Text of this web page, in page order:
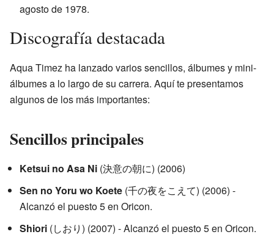
agosto de 1978.
Discografía destacada
Aqua Timez ha lanzado varios sencillos, álbumes y mini-
álbumes a lo largo de su carrera. Aquí te presentamos
algunos de los más importantes:
Sencillos principales
Ketsui no Asa Ni (決意の朝に) (2006)
Sen no Yoru wo Koete (千の夜をこえて) (2006) -
Alcanzó el puesto 5 en Oricon.
Shiori (しおり) (2007) - Alcanzó el puesto 5 en Oricon.